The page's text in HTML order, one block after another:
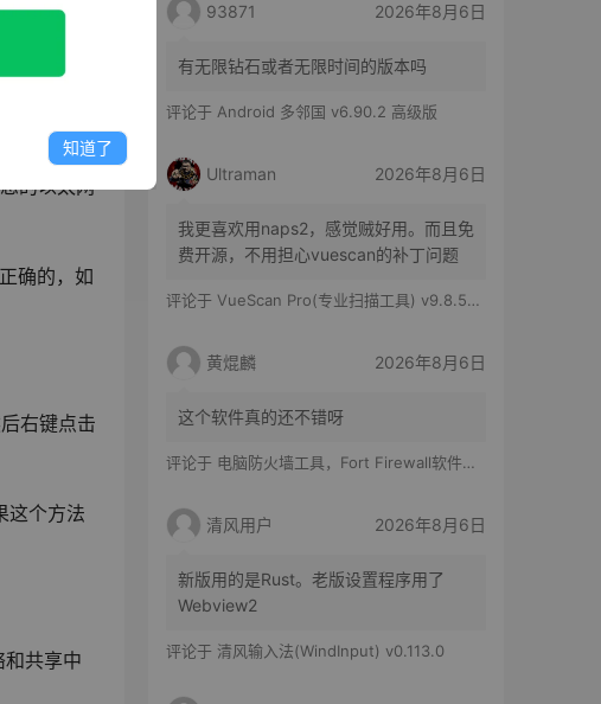
如果问题
的以太网
确的，如
右键点击
这个方法
和共享中
93871 2026年8月6日
有无限钻石或者无限时间的版本吗
评论于 Android 多邻国 v6.90.2 高级版
Ultraman 2026年8月6日
我更喜欢用naps2，感觉贼好用。而且免
费开源，不用担心vuescan的补丁问题
评论于 VueScan Pro(专业扫描工具) v9.8.56.11 修改版
黄焜麟 2026年8月6日
这个软件真的还不错呀
评论于 电脑防火墙工具，Fort Firewall软件体验
清风用户 2026年8月6日
新版用的是Rust。老版设置程序用了
Webview2
评论于 清风输入法(WindInput) v0.113.0
知道了